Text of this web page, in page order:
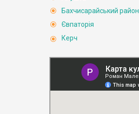
Бахчисарайський район
Євпаторія
Керч